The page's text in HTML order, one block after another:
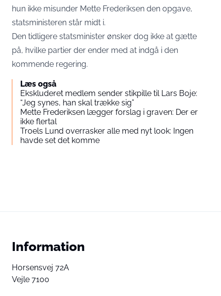
hun ikke misunder Mette Frederiksen den opgave,
statsministeren står midt i.
Den tidligere statsminister ønsker dog ikke at gætte
på, hvilke partier der ender med at indgå i den
kommende regering.
Læs også
Ekskluderet medlem sender stikpille til Lars Boje:
“Jeg synes, han skal trække sig”
Mette Frederiksen lægger forslag i graven: Der er
ikke flertal
Troels Lund overrasker alle med nyt look: Ingen
havde set det komme
Information
Horsensvej 72A
Vejle 7100